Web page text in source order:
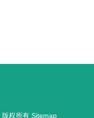
版权所有 Sitemap